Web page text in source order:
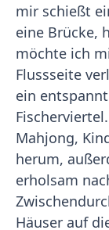
mir schießt
eine Brücke,
möchte ich
Flussseite
ein
Mahjong,
herum,
erholsam
Häuser auf